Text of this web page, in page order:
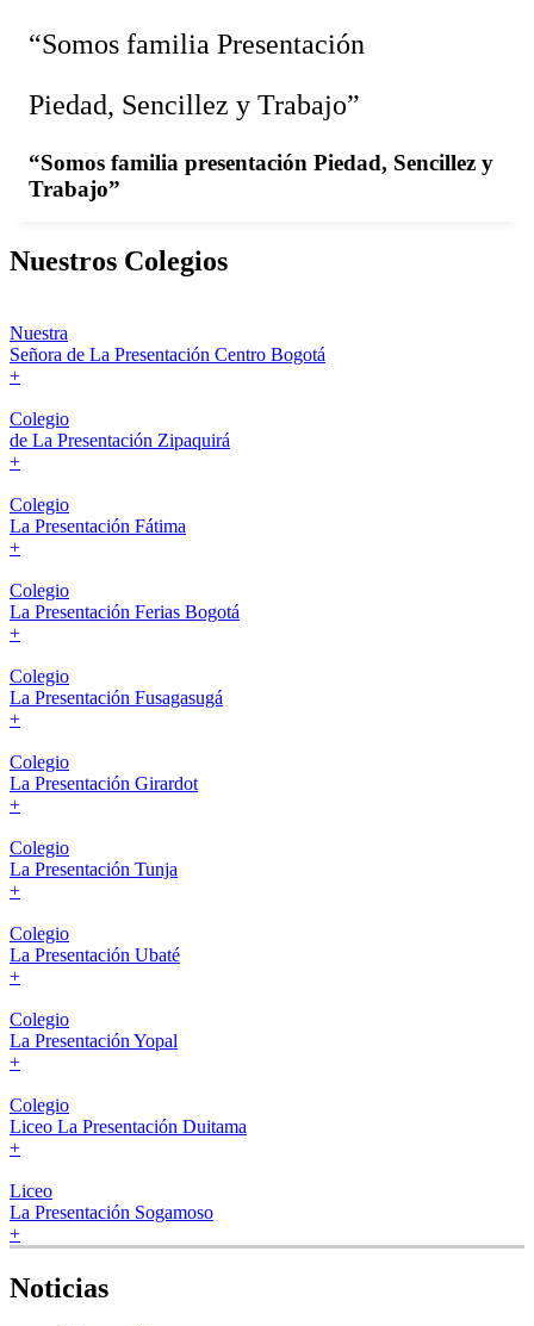
“Somos familia Presentación
Piedad, Sencillez y Trabajo”
“Somos familia presentación Piedad, Sencillez y
Trabajo”
Nuestros Colegios
Nuestra
Señora de La Presentación Centro Bogotá
+
Colegio
de La Presentación Zipaquirá
+
Colegio
La Presentación Fátima
+
Colegio
La Presentación Ferias Bogotá
+
Colegio
La Presentación Fusagasugá
+
Colegio
La Presentación Girardot
+
Colegio
La Presentación Tunja
+
Colegio
La Presentación Ubaté
+
Colegio
La Presentación Yopal
+
Colegio
Liceo La Presentación Duitama
+
Liceo
La Presentación Sogamoso
+
Noticias